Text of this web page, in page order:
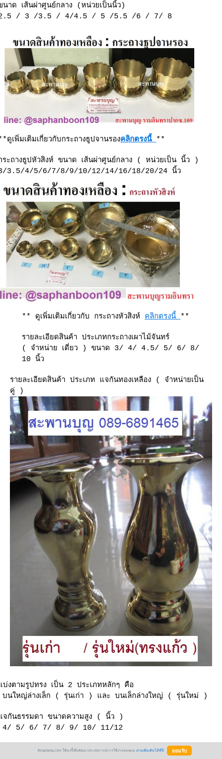
นาด เส้นผ่าศูนย์กลาง (หน่วยเป็นนิ้ว)
/ 3 /3.5 / 4/4.5 / 5 /5.5 /6 / 7/ 8
ดูเพิ่มเติมเกี่ยวกับกระถางธูปจานรองคลิกตรงนี้ **
ระถางธูปหัวสิงห์ ขนาด เส้นผ่าศูนย์กลาง
( หน่วยเป็น นิ้ว )
3.5/4/5/6/7/8/9/10/12/14/16/18/20/24 นิ้ว
** ดูเพิ่มเติมเกี่ยวกับ กระถางหัวสิงห์ คลิกตรงนี้ **
รายละเอียดสินค้า ประเภทกระถางเผาไม้จันทร์
( จำหน่าย เดี่ยว ) ขนาด 3/ 4/ 4.5/ 5/ 6/ 8/
10 นิ้ว
รายละเอียดสินค้า ประเภท แจกันทองเหลือง ( จำหน่ายเป็น
คู่ )
งตามรูปทรง เป็น 2 ประเภทหลักๆ คือ
นใหญ่ล่างเล็ก ( รุ่นเก่า ) และ บนเล็กล่างใหญ่ ( รุ่นใหม่ )
กันธรรมดา ขนาดความสูง ( นิ้ว )
5/ 6/ 7/ 8/ 9/ 10/ 11/12
กันทรงแก้ว ( รุ่นใหม่ ) ขนาดความสูง ( นิ้ว )
BlogGang.com ใช้คุกกี้เพื่อพัฒนาประสบการณ์การใช้งานของคุณ อ่านเพิ่มเติมได้ที่นี่